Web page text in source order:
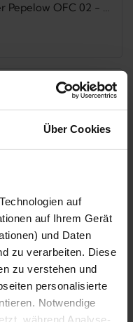
Über Cookies
auf
auf Ihrem Gerät
und Daten
zu verarbeiten. Diese
zu verstehen und
personalisierte
Notwendige
während Analyse-
Ostseeferienhaus Drachenflieger Pepelow OFC 02 - (5) Hanna, 2- Raum Fewo, Loggia, OG
Dusche
Nichtraucher
Allergikerfreundlich